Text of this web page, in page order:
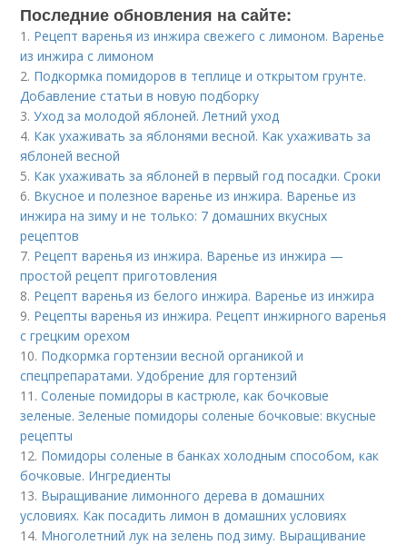
Последние обновления на сайте:
1. Рецепт варенья из инжира свежего с лимоном. Варенье
из инжира с лимоном
2. Подкормка помидоров в теплице и открытом грунте.
Добавление статьи в новую подборку
3.Уход за молодой яблоней. Летний уход
4. Как ухаживать за яблонями весной. Как ухаживать за
яблоней весной
5. Как ухаживать за яблоней в первый год посадки. Сроки
6. Вкусное и полезное варенье из инжира. Варенье из
инжира на зиму и не только: 7 домашних вкусных
рецептов
7. Рецепт варенья из инжира. Варенье из инжира —
простой рецепт приготовления
8. Рецепт варенья из белого инжира. Варенье из инжира
9. Рецепты варенья из инжира. Рецепт инжирного варенья
с грецким орехом
10. Подкормка гортензии весной органикой и
спецпрепаратами. Удобрение для гортензий
11.Соленые помидоры в кастрюле, как бочковые
зеленые. Зеленые помидоры соленые бочковые: вкусные
рецепты
12. Помидоры соленые в банках холодным способом, как
бочковые. Ингредиенты
13. Выращивание лимонного дерева в домашних
условиях. Как посадить лимон в домашних условиях
14. Многолетний лук на зелень под зиму. Выращивание